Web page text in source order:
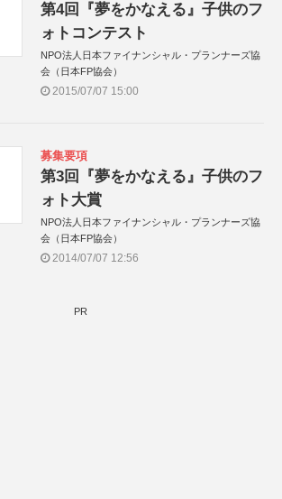
第4回『夢をかなえる』子供のフ
ォトコンテスト
NPO法人日本ファイナンシャル・プランナーズ協
会（日本FP協会）
2015/07/07 15:00
募集要項
第3回『夢をかなえる』子供のフ
ォト大賞
NPO法人日本ファイナンシャル・プランナーズ協
会（日本FP協会）
2014/07/07 12:56
PR